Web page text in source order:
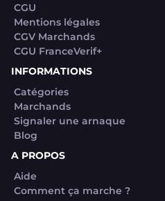
CGU
Mentions légales
CGV Marchands
CGU FranceVerif+
INFORMATIONS
Catégories
Marchands
Signaler une arnaque
Blog
A PROPOS
Aide
Comment ça marche ?